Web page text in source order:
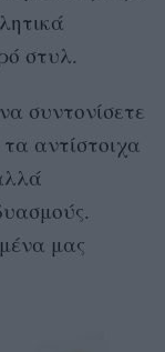
στυλ.
συντονίσετε
αντίστοιχα
μας